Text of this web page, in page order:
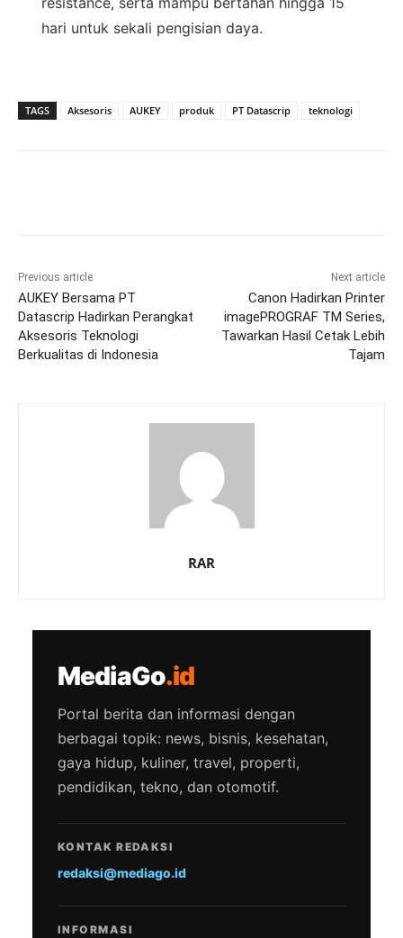
hari untuk sekali pengisian daya.
TAGS Aksesoris AUKEY produk PT Datascrip teknologi
Previous article
AUKEY Bersama PT
Datascrip Hadirkan Perangkat
Aksesoris Teknologi
Berkualitas di Indonesia
Next article
Canon Hadirkan Printer
imagePROGRAF TM Series,
Tawarkan Hasil Cetak Lebih
Tajam
RAR
MediaGo.id
Portal berita dan informasi dengan
berbagai topik: news, bisnis, kesehatan,
gaya hidup, kuliner, travel, properti,
pendidikan, tekno, dan otomotif.
KONTAK REDAKSI
redaksi@mediago.id
INFORMASI